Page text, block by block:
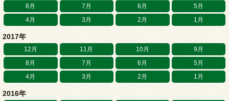
8月
7月 6月
5月
4月
3月 2月 1月
2017年
12月 11月 10月
9月
8月
7月 6月
5月
4月
3月 2月 1月
2016年